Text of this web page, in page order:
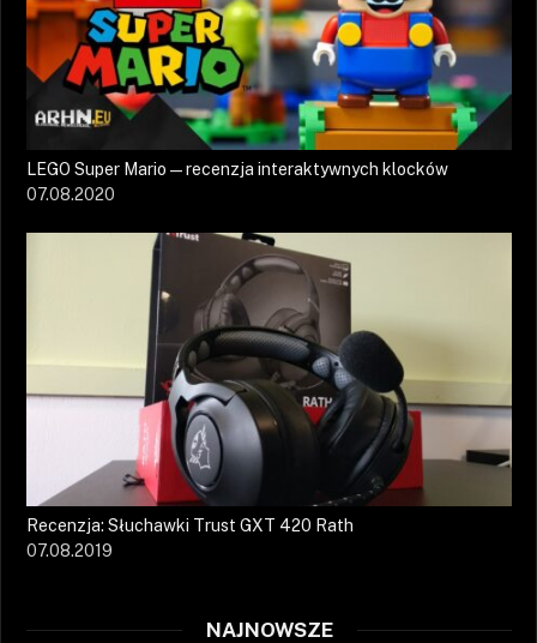
LEGO Super Mario — recenzja interaktywnych klocków
07.08.2020
Recenzja: Słuchawki Trust GXT 420 Rath
07.08.2019
NAJNOWSZE